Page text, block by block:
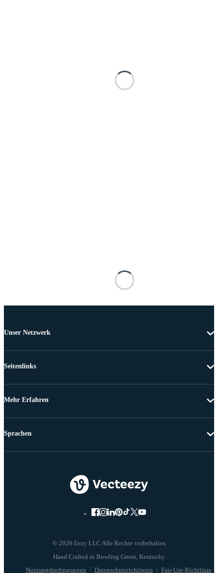
Unser Netzwerk
Seitenlinks
Mehr Erfahren
© 2026 Eezy LLC Alle Rechte vorbehalten
Nutzungsbedingungen Datenschutzrichlinien Fair-Use-Richtlinie
Sprachen